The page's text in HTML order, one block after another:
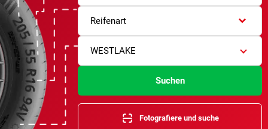
Reifenart
WESTLAKE
Suchen
Fotografiere und suche